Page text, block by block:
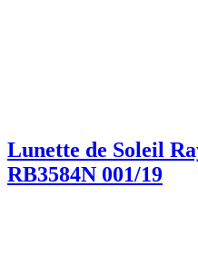
Lunette de Soleil
RB3584N 001/19